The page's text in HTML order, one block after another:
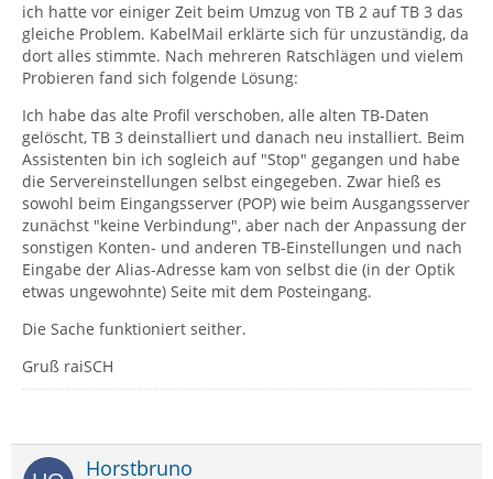
ich hatte vor einiger Zeit beim Umzug von TB 2 auf TB 3 das
gleiche Problem. KabelMail erklärte sich für unzuständig, da
dort alles stimmte. Nach mehreren Ratschlägen und vielem
Probieren fand sich folgende Lösung:
Ich habe das alte Profil verschoben, alle alten TB-Daten
gelöscht, TB 3 deinstalliert und danach neu installiert. Beim
Assistenten bin ich sogleich auf "Stop" gegangen und habe
die Servereinstellungen selbst eingegeben. Zwar hieß es
sowohl beim Eingangsserver (POP) wie beim Ausgangsserver
zunächst "keine Verbindung", aber nach der Anpassung der
sonstigen Konten- und anderen TB-Einstellungen und nach
Eingabe der Alias-Adresse kam von selbst die (in der Optik
etwas ungewohnte) Seite mit dem Posteingang.
Die Sache funktioniert seither.
Gruß raiSCH
Horstbruno